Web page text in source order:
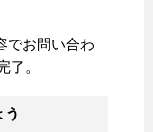
でお問い合わ
了。
う